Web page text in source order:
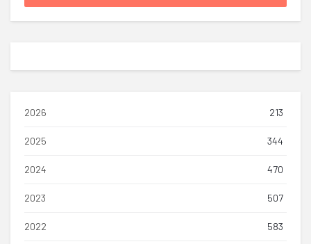
2026 213
2025 344
2024 470
2023 507
2022 583